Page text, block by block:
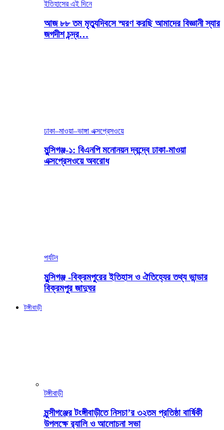
ইতিহাসের এই দিনে
আজ ৮৮ তম মৃত্যুদিবসে স্মরণ করছি আমাদের বিজ্ঞানী স্যার
জগদীশ চন্দ্র…
ঢাকা–মাওয়া–ভাঙ্গা এক্সপ্রেসওয়ে
মুন্সিগঞ্জ-১: বিএনপি মনোনয়ন দ্বন্দ্বে ঢাকা-মাওয়া
এক্সপ্রেসওয়ে অবরোধ
পর্যটন
মুন্সিগঞ্জ -বিক্রমপুরের ইতিহাস ও ঐতিহ্যের তথ্য ভান্ডার
বিক্রমপুর জাদুঘর
টঙ্গীবাড়ী
টঙ্গীবাড়ী
মুন্সীগঞ্জের টংঙ্গীবাড়ীতে নিসচা’র ৩২তম প্রতিষ্ঠা বার্ষিকী
উপলক্ষে র‍্যালি ও আলোচনা সভা